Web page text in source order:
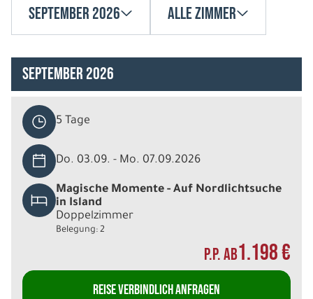
September 2026 Alle Zimmer
September 2026
5 Tage
Do. 03.09. - Mo. 07.09.2026
Magische Momente - Auf Nordlichtsuche
in Island
Doppelzimmer
Belegung: 2
P.P. AB1.198 €
REISE VERBINDLICH ANFRAGEN